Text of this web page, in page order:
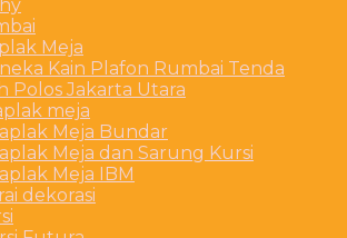
Meja
Kain Plafon Rumbai Tenda
Polos Jakarta Utara
meja
Meja Bundar
Meja dan Sarung Kursi
Meja IBM
dekorasi